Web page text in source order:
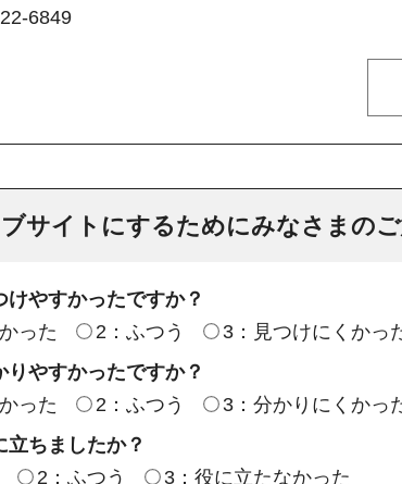
6849
サイトにするためにみなさまの
けやすかったですか？
った
2：ふつう
3：見つけにくかっ
りやすかったですか？
った
2：ふつう
3：分かりにくかっ
立ちましたか？
2：ふつう 3：役に立たなかった